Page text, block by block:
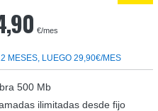
€/mes
MESES, LUEGO 29,90€/MES
500 Mb
ilimitadas desde fijo